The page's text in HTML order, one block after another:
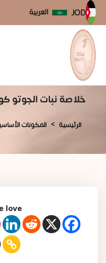
JOD العربية
خلاصة نبات الجوتو
الرئيسية المكونات
love